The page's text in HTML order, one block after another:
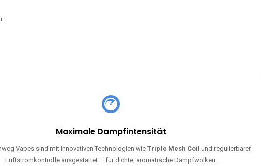
Maximale Dampfintensität
Vapes sind mit innovativen Technologien wieTriple Mesh Coil und regulierbarer
Luftstromkontrolle ausgestattet – für dichte, aromatische Dampfwolken.